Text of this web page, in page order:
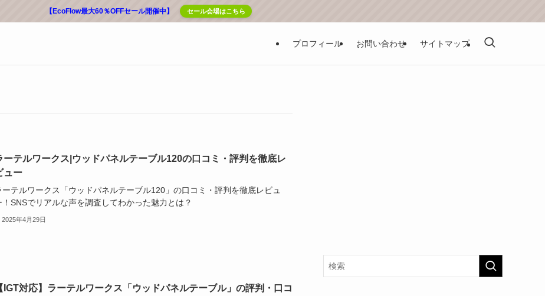
【EcoFlow最大60％OFFセール開催中】 セール会場はこちら
プロフィール お問い合わせ サイトマップ
ーテルワークス|ウッドパネルテーブル120の口コミ・評判を徹底レ
ュー
ーテルワークス「ウッドパネルテーブル120」の口コミ・評判を徹底レビュ
！SNSでリアルな声を調査してわかった魅力とは？
2025年4月29日
IGT対応】ラーテルワークス「ウッドパネルテーブル」の評判・口コ